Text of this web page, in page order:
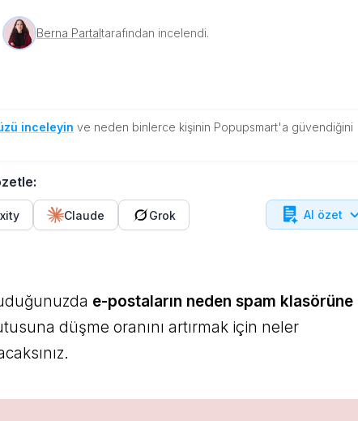
Berna Partaltarafından incelendi.
inceleyin ve neden binlerce kişinin Popupsmart'a güvendiğini
Claude Grok AI özet
e-postaların neden spam klasörüne
düşme oranını artırmak için neler